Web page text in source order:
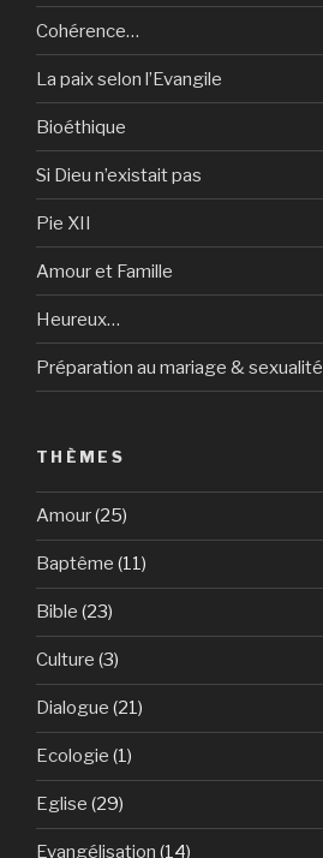
Cohérence…
La paix selon l’Evangile
Bioéthique
Si Dieu n’existait pas
Pie XII
Amour et Famille
Heureux…
Préparation au mariage & sexualité
THÈMES
Amour(25)
Baptême (11)
Bible (23)
Culture (3)
Dialogue (21)
Ecologie (1)
Eglise (29)
Evangélisation (14)